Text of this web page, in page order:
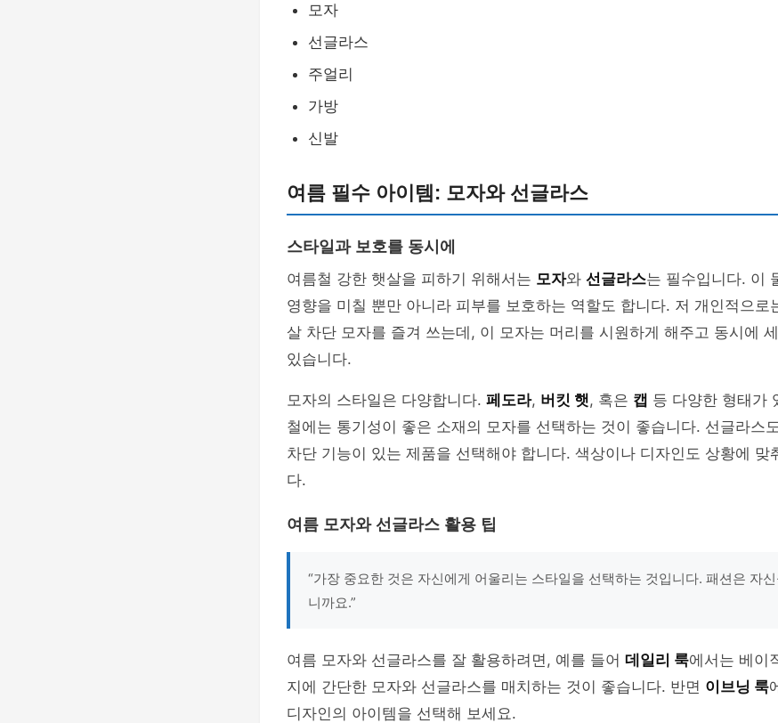
모자
선글라스
주얼리
가방
신발
여름 필수 아이템: 모자와 선글라스
스타일과 보호를 동시에
여름철 강한 햇살을 피하기 위해서는 모자와 선글라스는 필수입니다. 이
영향을 미칠 뿐만 아니라 피부를 보호하는 역할도 합니다. 저 개인적으로
살 차단 모자를 즐겨 쓰는데, 이 모자는 머리를 시원하게 해주고 동시에
있습니다.
모자의 스타일은 다양합니다. 페도라, 버킷 햇, 혹은 캡 등 다양한 형태가
철에는 통기성이 좋은 소재의 모자를 선택하는 것이 좋습니다. 선글라스
차단 기능이 있는 제품을 선택해야 합니다. 색상이나 디자인도 상황에 맞
다.
여름 모자와 선글라스 활용 팁
“가장 중요한 것은 자신에게 어울리는 스타일을 선택하는 것입니다. 패션은 자
니까요.”
여름 모자와 선글라스를 잘 활용하려면, 예를 들어 데일리 룩에서는 베이
지에 간단한 모자와 선글라스를 매치하는 것이 좋습니다. 반면 이브닝 룩
디자인의 아이템을 선택해 보세요.